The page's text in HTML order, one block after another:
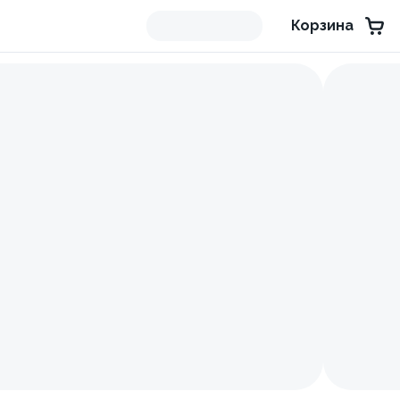
Корзина